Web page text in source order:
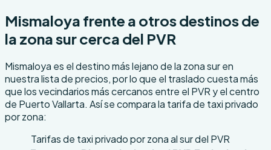
Mismaloya frente a otros destinos de
la zona sur cerca del PVR
Mismaloya es el destino más lejano de la zona sur en
nuestra lista de precios, por lo que el traslado cuesta más
que los vecindarios más cercanos entre el PVR y el centro
de Puerto Vallarta. Así se compara la tarifa de taxi privado
por zona:
Tarifas de taxi privado por zona al sur del PVR